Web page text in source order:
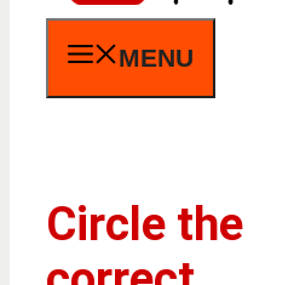
MENU
Circle the